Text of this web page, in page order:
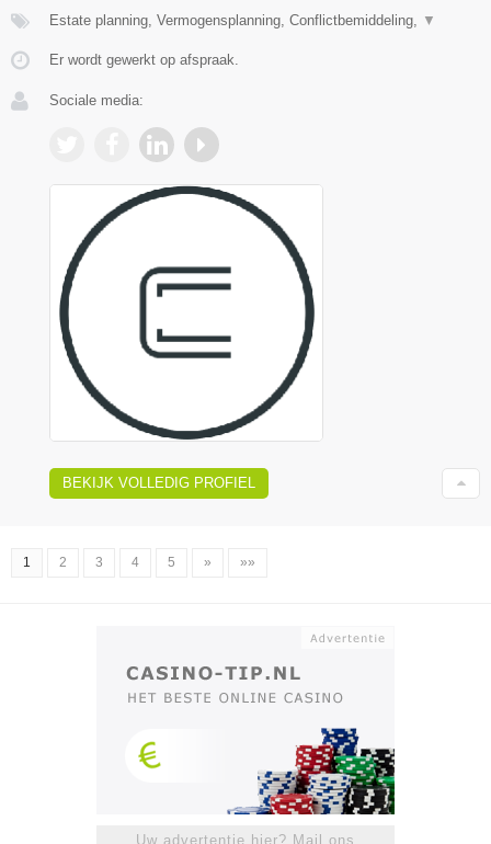
Estate planning, Vermogensplanning, Conflictbemiddeling, ▼
Er wordt gewerkt op afspraak.
Sociale media:
BEKIJK VOLLEDIG PROFIEL
1 2 3 4 5 » »»
Uw advertentie hier? Mail ons